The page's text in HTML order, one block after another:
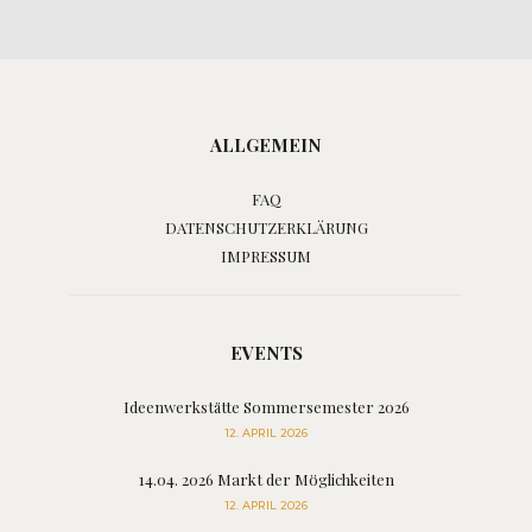
ALLGEMEIN
FAQ
DATENSCHUTZERKLÄRUNG
IMPRESSUM
EVENTS
Ideenwerkstätte Sommersemester 2026
12. APRIL 2026
14.04. 2026 Markt der Möglichkeiten
12. APRIL 2026